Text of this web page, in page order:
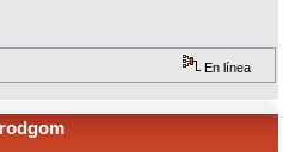
En línea